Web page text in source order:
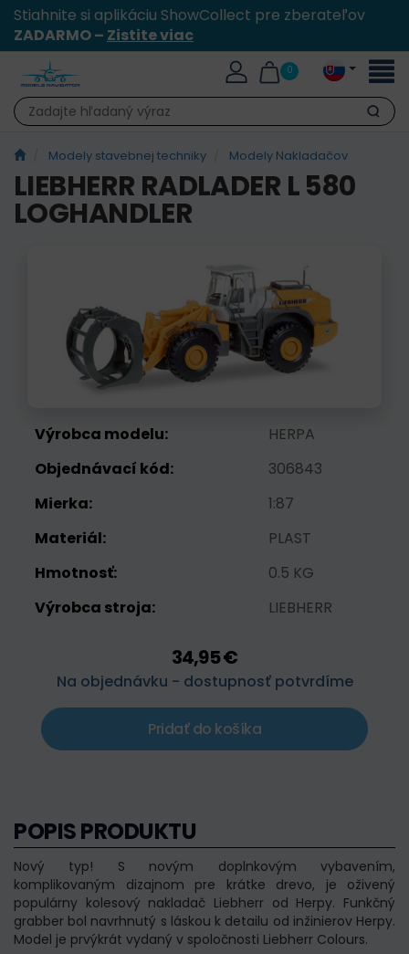
Stiahnite si aplikáciu ShowCollect pre zberateľov
ZADARMO – Zistite viac
0
Hľadať
Modely stavebnej techniky Modely Nakladačov
LIEBHERR RADLADER L 580
LOGHANDLER
Výrobca modelu:
HERPA
Objednávací kód:
306843
Mierka:
1:87
Materiál:
PLAST
Hmotnosť:
0.5 KG
Výrobca stroja:
LIEBHERR
34,95 €
Na objednávku - dostupnosť potvrdíme
Pridať do košíka
POPIS PRODUKTU
Nový typ! S novým doplnkovým vybavením,
komplikovaným dizajnom pre krátke drevo, je oživený
populárny kolesový nakladač Liebherr od Herpy. Funkčný
grabber bol navrhnutý s láskou k detailu od inžinierov Herpy.
Model je prvýkrát vydaný v spoločnosti Liebherr Colours.